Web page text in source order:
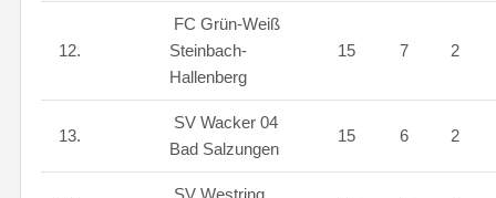
12.
FC Grün-Weiß
Steinbach-
Hallenberg
15 7 2
13.
SV Wacker 04
Bad Salzungen
15 6 2
SV Westring